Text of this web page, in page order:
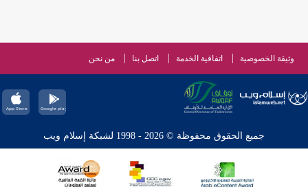
وثيقة الخصوصية اتفاقية الخدمة اتصل بنا من نحن
جميع الحقوق محفوظة © 2026 - 1998 لشبكة إسلام ويب